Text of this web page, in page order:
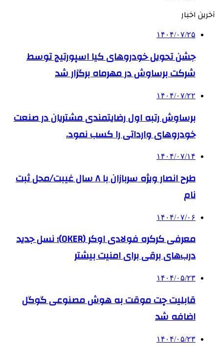
آخرین اخبار
۱۴۰۴/۰۷/۲۵
جشن تحویل خودروهای کیا اسپورتیج توسط
شرکت برساوش در مهرماه برگزار شد
۱۴۰۴/۰۷/۲۲
برساوش رتبه اول رضایتمندی مشتریان در صنعت
خودروهای وارداتی را کسب نمود.
۱۴۰۴/۰۷/۱۴
طرح انصار ویژه سربازان با ۸ سال غیبت/محل ثبت
نام
۱۴۰۴/۰۷/۰۶
معرفی کرکره فولادی اوکر (OKER)؛ نسل جدید
درب‌های برقی برای امنیت بیشتر
۱۴۰۴/۰۵/۲۳
قابلیت چت موقت به هوش مصنوعی گوگل
اضافه شد
۱۴۰۴/۰۵/۲۳